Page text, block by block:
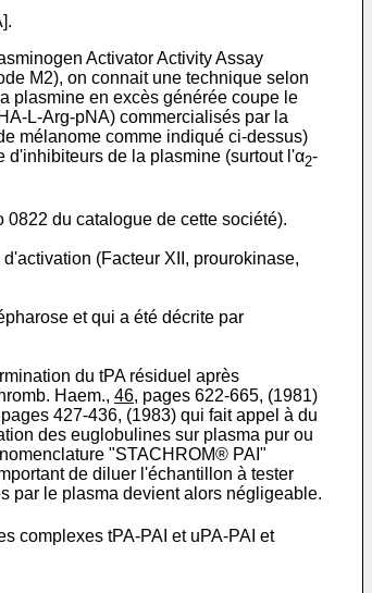
Activator Activity Assay
M2), on connait une technique selon
plasmine en excès générée coupe le
L-Arg-pNA) commercialisés par la
mélanome comme indiqué ci-dessus)
d'inhibiteurs de la plasmine (surtout l'α2-
du catalogue de cette société).
(Facteur XII, prourokinase,
et qui a été décrite par
du tPA résiduel après
Haem., 46, pages 622-665, (1981)
pages 427-436, (1983) qui fait appel à du
des euglobulines sur plasma pur ou
"STACHROM® PAI"
de diluer l'échantillon à tester
par le plasma devient alors négligeable.
complexes tPA-PAI et uPA-PAI et